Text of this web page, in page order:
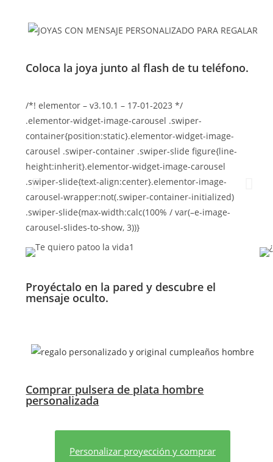
Coloca la joya junto al flash de tu teléfono.
/*! elementor – v3.10.1 – 17-01-2023 */
.elementor-widget-image-carousel .swiper-
container{position:static}.elementor-widget-image-
carousel .swiper-container .swiper-slide figure{line-
height:inherit}.elementor-widget-image-carousel
.swiper-slide{text-align:center}.elementor-image-
carousel-wrapper:not(.swiper-container-initialized)
.swiper-slide{max-width:calc(100% / var(–e-image-
carousel-slides-to-show, 3))}
Proyéctalo en la pared y descubre el
mensaje oculto.
Comprar pulsera de plata hombre
personalizada
Personalizar proyección y comprar